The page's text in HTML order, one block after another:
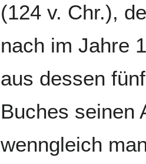
(124 v. Chr.),
nach im Jahre
aus dessen
Buches seinen
wenngleich